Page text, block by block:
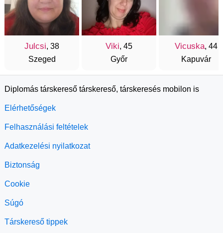
Julcsi, 38
Szeged
Viki, 45
Győr
Vicuska, 44
Kapuvár
Diplomás társkereső társkereső, társkeresés mobilon is
Elérhetőségek
Felhasználási feltételek
Adatkezelési nyilatkozat
Biztonság
Cookie
Súgó
Társkereső tippek